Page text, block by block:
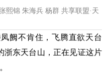
熙锦 朱海兵 杨群 共享联盟·天
不肯住，飞腾直欲天台
浙东天台山，正在见证这片